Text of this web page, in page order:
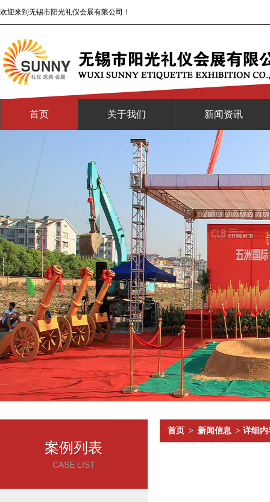
欢迎来到无锡市阳光礼仪会展有限公司！
首页 关于我们 新闻资讯
案例列表
CASE LIST
首页 > 新闻信息 > 详细内